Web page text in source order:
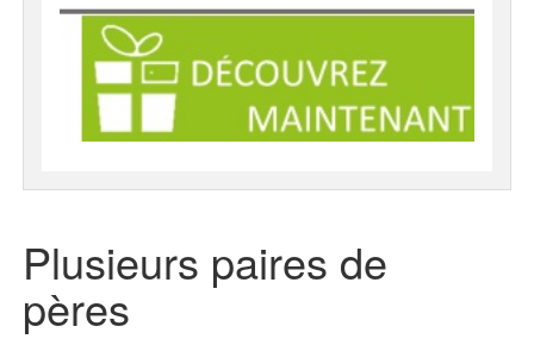
Plusieurs paires de
pères